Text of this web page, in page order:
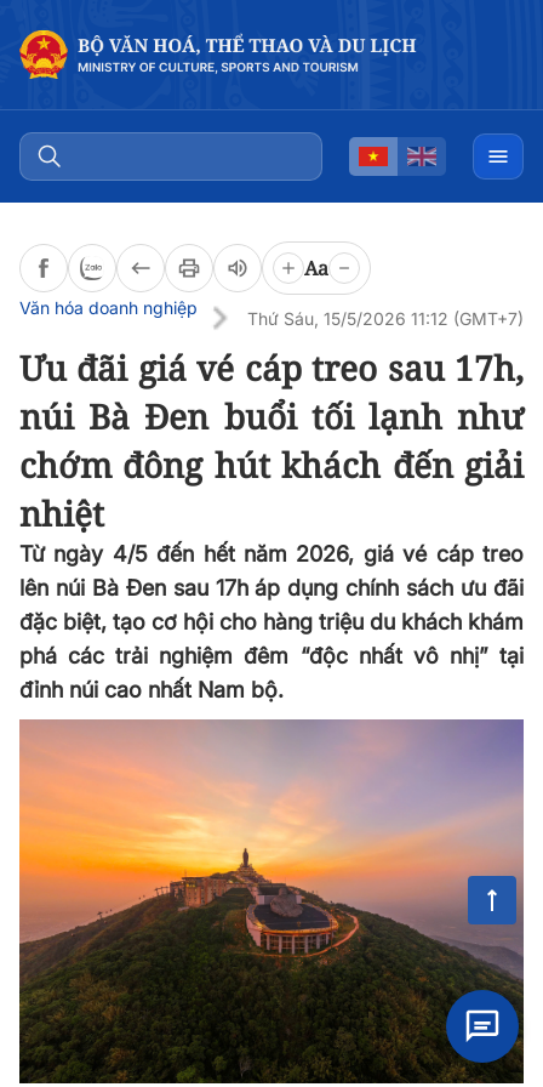
Aa
Văn hóa doanh nghiệp
Thứ Sáu, 15/5/2026 11:12 (GMT+7)
Ưu đãi giá vé cáp treo sau 17h,
núi Bà Đen buổi tối lạnh như
chớm đông hút khách đến giải
nhiệt
Từ ngày 4/5 đến hết năm 2026, giá vé cáp treo
lên núi Bà Đen sau 17h áp dụng chính sách ưu đãi
đặc biệt, tạo cơ hội cho hàng triệu du khách khám
phá các trải nghiệm đêm “độc nhất vô nhị” tại
đỉnh núi cao nhất Nam bộ.
Đọc bài